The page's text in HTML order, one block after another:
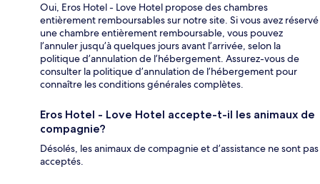
Oui, Eros Hotel - Love Hotel propose des chambres
entièrement remboursables sur notre site. Si vous avez réservé
une chambre entièrement remboursable, vous pouvez
l’annuler jusqu’à quelques jours avant l’arrivée, selon la
politique d’annulation de l’hébergement. Assurez-vous de
consulter la politique d’annulation de l’hébergement pour
connaître les conditions générales complètes.
Eros Hotel - Love Hotel accepte-t-il les animaux de
compagnie?
Désolés, les animaux de compagnie et d’assistance ne sont pas
acceptés.